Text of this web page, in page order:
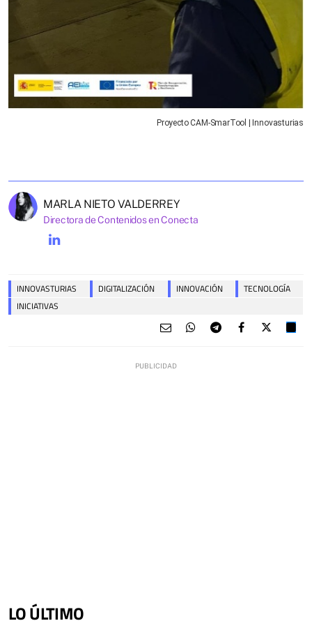
Proyecto CAM-SmarTool | Innovasturias
MARLA NIETO VALDERREY
Directora de Contenidos en Conecta
INNOVASTURIAS DIGITALIZACIÓN INNOVACIÓN
TECNOLOGÍA
INICIATIVAS
LO ÚLTIMO